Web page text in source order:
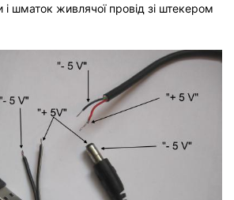
шматок живлячої провід зі штекером